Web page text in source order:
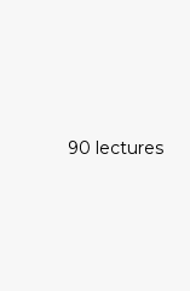
90 lectures